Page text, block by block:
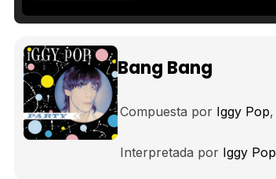
Bang Bang
Compuesta por Iggy Pop
Interpretada por Iggy Pop